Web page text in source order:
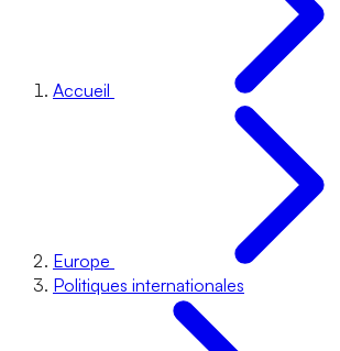
Accueil
Europe
Politiques internationales